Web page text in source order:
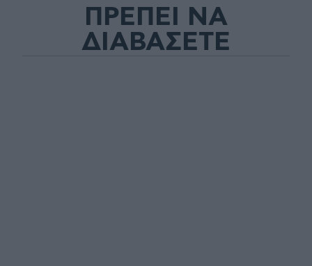
ΠΡΕΠΕΙ ΝΑ
ΔΙΑΒΑΣΕΤΕ